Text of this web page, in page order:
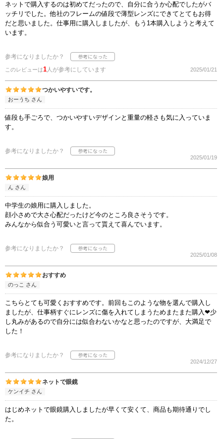
ネットで購入するのは初めてだったので、自分に合うか心配でしたがバ
ッチリでした。他社のフレームの値段で薄型レンズにできてとてもお得
だと思いました。仕事用に購入しましたが、もう1本購入しようと考えて
います。
参考になりましたか？
このレビューは1人が参考にしています 2025/01/21
つかいやすいです。
おーうち さん
値段も手ごろで、つかいやすいデザインと重量の軽さも気に入っていま
す。
参考になりましたか？
2025/01/19
娘用
ん さん
中学生の娘用に購入しました。
顔小さめで大さ心配だったけど今のところ良さそうです。
みんなから似合う可愛いと言って貰えて喜んでいます。
参考になりましたか？
2025/01/08
おすすめ
のっこ さん
こちらとても可愛くおすすめです。前回もこのような物を選んで購入し
ましたが、仕事柄すぐにレンズに傷を入れてしまうためまたまた購入❤︎少
し丸みがあるので自分には似合わないかなと思ったのですが、大満足で
した！
参考になりましたか？
2024/12/27
ネットで眼鏡
ケンイチ さん
はじめネットで眼鏡購入しましたが早くて安くて、商品も期待通りでし
た。